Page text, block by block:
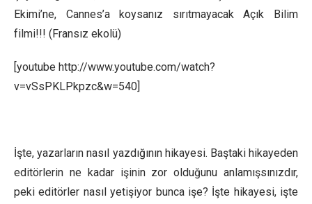
Ekimi’ne, Cannes’a koysanız sırıtmayacak Açık Bilim
filmi!!! (Fransız ekolü)
[youtube http://www.youtube.com/watch?
v=vSsPKLPkpzc&w=540]
İşte, yazarların nasıl yazdığının hikayesi. Baştaki hikayeden
editörlerin ne kadar işinin zor olduğunu anlamışsınızdır,
peki editörler nasıl yetişiyor bunca işe? İşte hikayesi, işte